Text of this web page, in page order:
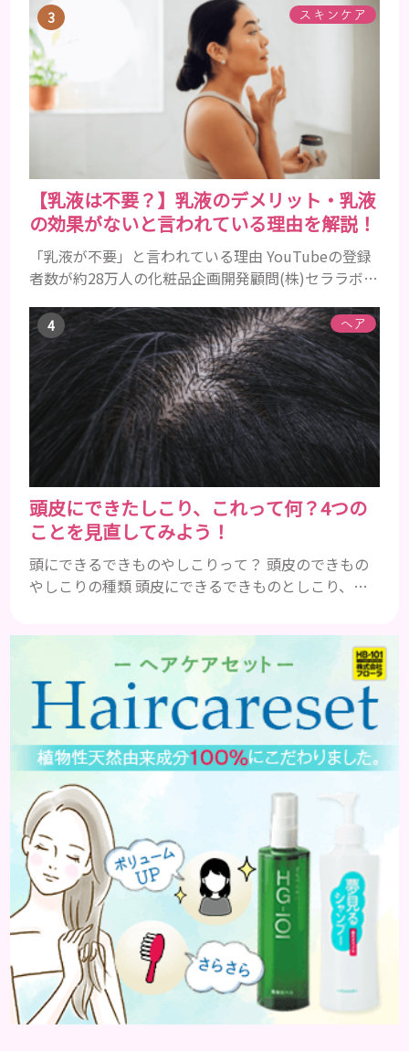
にツヤがあった男性も、いつのまにか髪がチリチリ
でペタンとするようになったと感じる人もいるでし
ょう。特に大人の男性としての魅力が出てくる40代
以降の男性に悩んでいる人が多い傾向があります。
髪が生え変わるサイクルは、年齢と共に乱れていき
ます。髪が太くならないま...
スキンケア
【乳液は不要？】乳液のデメリット・乳液
の効果がないと言われている理由を解説！
「乳液が不要」と言われている理由 YouTubeの登録
者数が約28万人の化粧品企画開発顧問(株)セララボ代
た。 スキンケアで1番不要なものは『乳液』だと思っ
てます。成分を見ると化粧水と変わらない(乳濁剤で
濁らせてゲル化剤で粘度付けてるだけの)ものが多す
ぎますしそもそも油分を足したいならクリームがあ
ります。僕自身ここ10年くらい乳液は使ってません
がなんの...
ヘア
頭皮にできたしこり、これって何？4つの
ことを見直してみよう！
頭にできるできものやしこりって？ 頭皮のできもの
やしこりの種類 頭皮にできるできものとしこり、と
も違いますし、症状や種類によっても違います。まず
はどんな病気なのか、よりも、どんな種類のできも
のやしこりがあるのかを解説いきましょう。 水疱 ご
存知の方もいらっしゃるかと思いますが、すいほ
う、と読みます。これは表皮や表皮下にできるもので
す。表皮は0.2mmほ...